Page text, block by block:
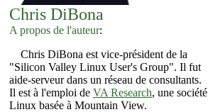
Chris DiBona
A propos de l'auteur:
Chris DiBona est vice-président de la
"Silicon Valley Linux User's Group". Il fut
aide-serveur dans un réseau de consultants.
Il est à l'emploi de VA Research, une société
Linux basée à Mountain View.